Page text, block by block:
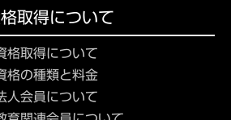
取得について
格取得について
格の種類と料金
人会員について